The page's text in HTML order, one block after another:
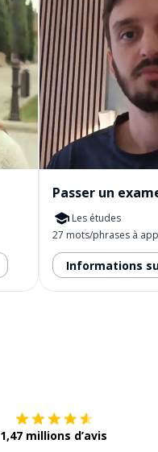
Passer un
Les études
27 mots/phrases à
Informations
1,47 millions d’avis